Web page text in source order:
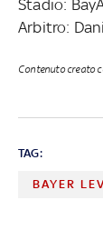
Stadio:
Arbitro:
Contenuto creato
TAG:
BAYER